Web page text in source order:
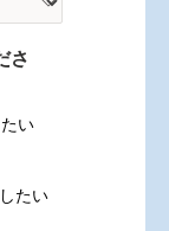
さ
い
たい